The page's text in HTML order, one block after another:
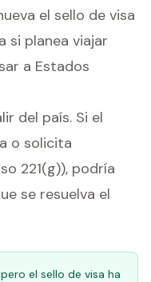
el sello de visa
si planea viajar
a Estados
del país. Si el
o solicita
221(g)), podría
se resuelva el
el sello de visa ha